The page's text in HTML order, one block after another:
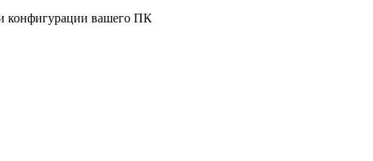
конфигурации вашего ПК